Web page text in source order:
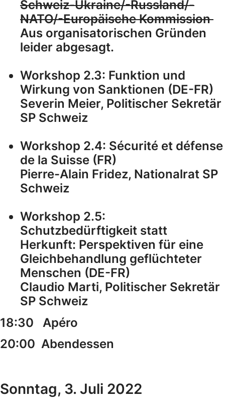
Schweiz-Ukraine/-Russland/-
NATO/-Europäische Kommission
Aus organisatorischen Gründen
leider abgesagt.
Workshop 2.3: Funktion und
Wirkung von Sanktionen (DE-FR)
Severin Meier, Politischer Sekretär
SP Schweiz
Workshop 2.4: Sécurité et défense
de la Suisse (FR)
Pierre-Alain Fridez, Nationalrat SP
Schweiz
Workshop 2.5:
Schutzbedürftigkeit statt
Herkunft: Perspektiven für eine
Gleichbehandlung geflüchteter
Menschen (DE-FR)
Claudio Marti, Politischer Sekretär
SP Schweiz
18:30 Apéro
20:00 Abendessen
Sonntag, 3. Juli 2022